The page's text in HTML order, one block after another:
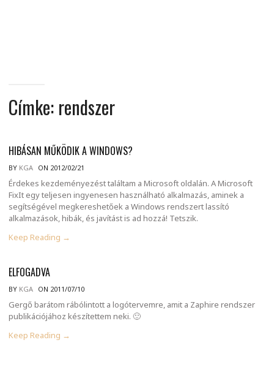
Címke: rendszer
HIBÁSAN MŰKÖDIK A WINDOWS?
BY KGA ON 2012/02/21
Érdekes kezdeményezést találtam a Microsoft oldalán. A Microsoft
FixIt egy teljesen ingyenesen használható alkalmazás, aminek a
segítségével megkereshetőek a Windows rendszert lassító
alkalmazások, hibák, és javítást is ad hozzá! Tetszik.
Keep Reading →
ELFOGADVA
BY KGA ON 2011/07/10
Gergő barátom rábólintott a logótervemre, amit a Zaphire rendszer
publikációjához készítettem neki. 🙂
Keep Reading →